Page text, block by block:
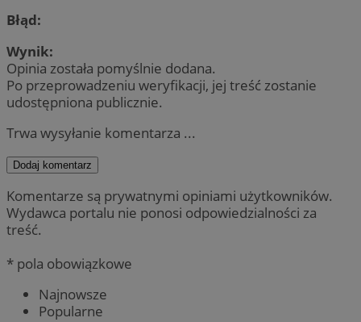
Błąd:
Wynik:
Opinia została pomyślnie dodana.
Po przeprowadzeniu weryfikacji, jej treść zostanie
udostępniona publicznie.
Trwa wysyłanie komentarza ...
Dodaj komentarz
Komentarze są prywatnymi opiniami użytkowników.
Wydawca portalu nie ponosi odpowiedzialności za
treść.
* pola obowiązkowe
Najnowsze
Popularne